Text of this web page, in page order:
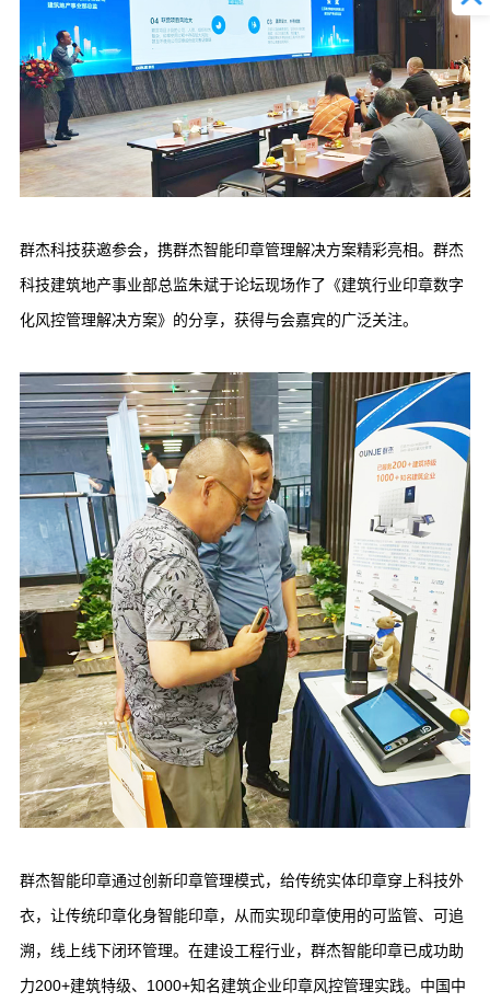
群杰科技获邀参会，携群杰智能印章管理解决方案精彩亮相。群杰
科技建筑地产事业部总监朱斌于论坛现场作了《建筑行业印章数字
化风控管理解决方案》的分享，获得与会嘉宾的广泛关注。
群杰智能印章通过创新印章管理模式，给传统实体印章穿上科技外
衣，让传统印章化身智能印章，从而实现印章使用的可监管、可追
溯，线上线下闭环管理。在建设工程行业，群杰智能印章已成功助
力200+建筑特级、1000+知名建筑企业印章风控管理实践。中国中